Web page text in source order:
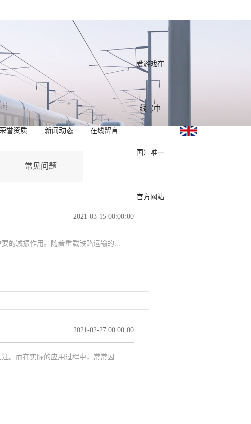
荣誉资质 新闻动态 在线留言
爱游戏在
线（中
国）唯一
官方网站
常见问题
2021-03-15 00:00:00
的减振作用。随着重载铁路运输的...
2021-02-27 00:00:00
。而在实际的应用过程中，常常因...